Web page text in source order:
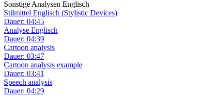
Sonstige Analysen Englisch
Stilmittel Englisch (Stylistic Devices)
Dauer: 04:45
Analyse Englisch
Dauer: 04:39
Cartoon analysis
Dauer: 03:47
Cartoon analysis example
Dauer: 03:41
Speech analysis
Dauer: 04:29